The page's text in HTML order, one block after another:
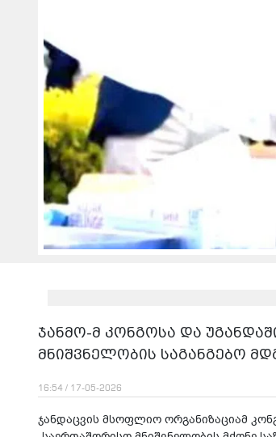
ჯანმო-მ კონგოსა და
მნიშვნელობის საგანგებო
16:54 / 17-05-2026
ჯანდაცვის მსოფლიო ორგანიზაციამ